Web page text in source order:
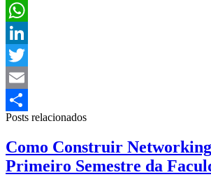
Facebook
WhatsApp
LinkedIn
Twitter
Email
Share
Posts relacionados
Como Construir Networking
Primeiro Semestre da